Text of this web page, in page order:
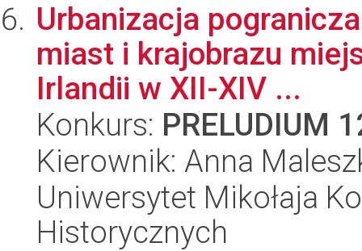
Urbanizacja
miast i krajobrazu
Irlandii w XII-XIV ...
Konkurs: PRELUDIUM
Kierownik: Anna
Uniwersytet Mikołaja
Historycznych